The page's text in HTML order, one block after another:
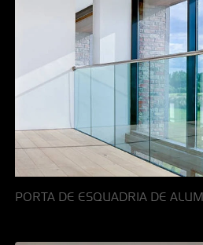
PORTA DE ESQUADRIA DE